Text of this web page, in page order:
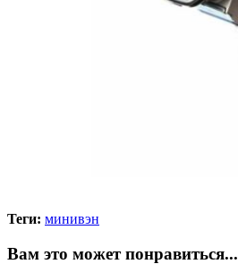
Теги: минивэн
Вам это может понравиться...